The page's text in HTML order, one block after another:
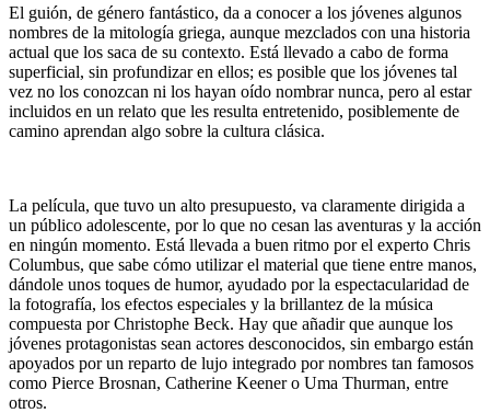
El guión, de género fantástico, da a conocer a los jóvenes algunos
nombres de la mitología griega, aunque mezclados con una historia
actual que los saca de su contexto. Está llevado a cabo de forma
superficial, sin profundizar en ellos; es posible que los jóvenes tal
vez no los conozcan ni los hayan oído nombrar nunca, pero al estar
incluidos en un relato que les resulta entretenido, posiblemente de
camino aprendan algo sobre la cultura clásica.
La película, que tuvo un alto presupuesto, va claramente dirigida a
un público adolescente, por lo que no cesan las aventuras y la acción
en ningún momento. Está llevada a buen ritmo por el experto Chris
Columbus, que sabe cómo utilizar el material que tiene entre manos,
dándole unos toques de humor, ayudado por la espectacularidad de
la fotografía, los efectos especiales y la brillantez de la música
compuesta por Christophe Beck. Hay que añadir que aunque los
jóvenes protagonistas sean actores desconocidos, sin embargo están
apoyados por un reparto de lujo integrado por nombres tan famosos
como Pierce Brosnan, Catherine Keener o Uma Thurman, entre
otros.